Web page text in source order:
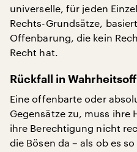
universelle, für jeden
Rechts-Grundsätze,
Offenbarung, die kein
Recht hat.
Rückfall in
Eine offenbarte oder
Gegensätze zu, muss ihre
ihre Berechtigung nicht
die Bösen da – als ob es